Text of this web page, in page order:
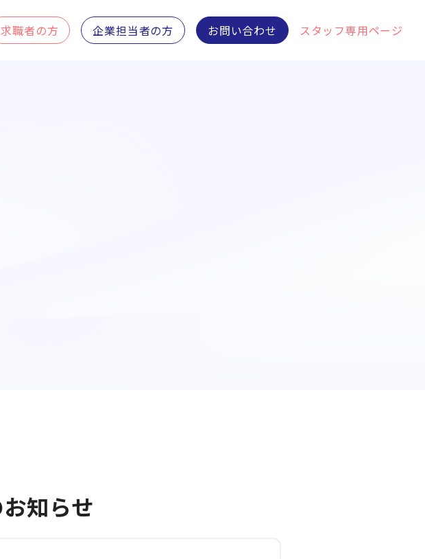
求職者の方 企業担当者の方 お問い合わせ スタッフ専用ページ
知らせ